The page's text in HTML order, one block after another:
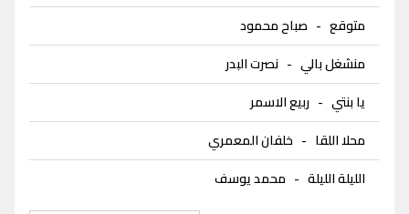
متوقع - صباح محمود
منشغل بالي - نصرت البدر
يا بنتي - ربيع الاسمر
محلا اللقا - خلفان المعمري
الليلة الليلة - محمد يوسف